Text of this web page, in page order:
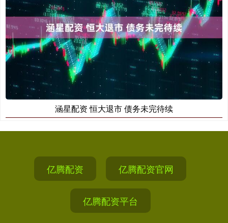
涵星配资 恒大退市 债务未完待续
亿腾配资 亿腾配资官网
亿腾配资平台